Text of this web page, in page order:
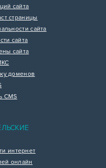
сайта
страницы
сайта
сайта
сайта
доменов
CMS
интернет
онлайн